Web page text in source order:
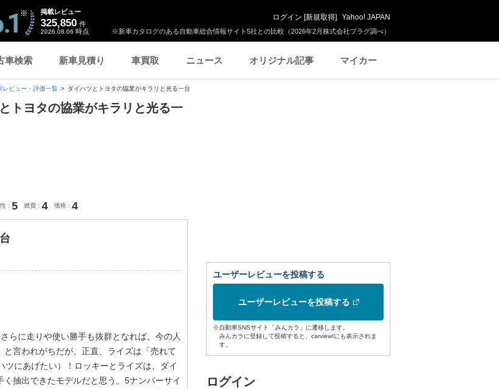
※新車カタログのある自動車総合情報サイト5社との比較（2026年2月株式会社プラグ調べ）
掲載レビュー
325,850 件
2026.08.06 時点
ログイン [新規取得] Yahoo! JAPAN
車検索 新車見積り 車買取 ニュース オリジナル記事 マイカー
レビュー・評価一覧 ダイハツとトヨタの協業がキラリと光る一台
トヨタの協業がキラリと光る一
5 燃費 4 価格 4
らに走りや使い勝手も抜群となれば、今の人
言われがちだが、正直、ライズは「売れて
にあげたい）！ロッキーとライズは、ダイ
抽出できたモデルだと思う。5ナンバーサイ
ユーザーレビューを投稿する
ユーザーレビューを投稿する
※自動車SNSサイト「みんカラ」に遷移します。
みんカラに登録して投稿すると、carview!にも表示されま
す。
ログイン